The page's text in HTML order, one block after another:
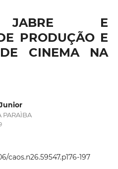
JABRE E
PRODUÇÃO E
CINEMA NA
PARAÌBA
caos.n26.59547.p176-197